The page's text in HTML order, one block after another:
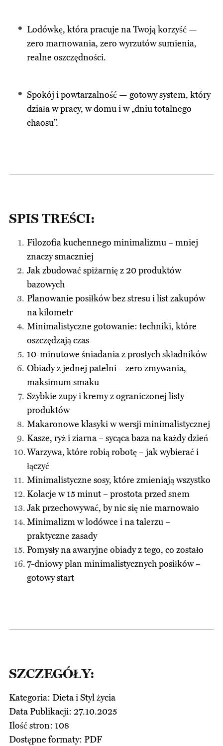
Lodówkę, która pracuje na Twoją korzyść —
zero marnowania, zero wyrzutów sumienia,
realne oszczędności.
Spokój i powtarzalność — gotowy system, który
działa w pracy, w domu i w „dniu totalnego
chaosu”.
SPIS TREŚCI:
Filozofia kuchennego minimalizmu – mniej
znaczy smaczniej
Jak zbudować spiżarnię z 20 produktów
bazowych
Planowanie posiłków bez stresu i list zakupów
na kilometr
Minimalistyczne gotowanie: techniki, które
oszczędzają czas
10-minutowe śniadania z prostych składników
Obiady z jednej patelni – zero zmywania,
maksimum smaku
Szybkie zupy i kremy z ograniczonej listy
produktów
Makaronowe klasyki w wersji minimalistycznej
Kasze, ryż i ziarna – sycąca baza na każdy dzień
Warzywa, które robią robotę – jak wybierać i
łączyć
Minimalistyczne sosy, które zmieniają wszystko
Kolacje w 15 minut – prostota przed snem
Jak przechowywać, by nic się nie marnowało
Minimalizm w lodówce i na talerzu –
praktyczne zasady
Pomysły na awaryjne obiady z tego, co zostało
7-dniowy plan minimalistycznych posiłków –
gotowy start
SZCZEGÓŁY:
Kategoria: Dieta i Styl życia
Data Publikacji: 27.10.2025
Ilość stron: 108
Dostępne formaty: PDF